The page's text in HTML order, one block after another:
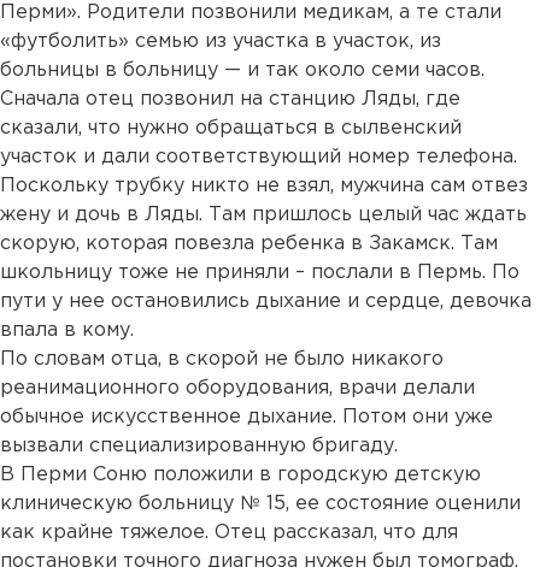
Перми». Родители позвонили медикам, а те стали
«футболить» семью из участка в участок, из
больницы в больницу — и так около семи часов.
Сначала отец позвонил на станцию Ляды, где
сказали, что нужно обращаться в сылвенский
участок и дали соответствующий номер телефона.
Поскольку трубку никто не взял, мужчина сам отвез
жену и дочь в Ляды. Там пришлось целый час ждать
скорую, которая повезла ребенка в Закамск. Там
школьницу тоже не приняли – послали в Пермь. По
пути у нее остановились дыхание и сердце, девочка
впала в кому.
По словам отца, в скорой не было никакого
реанимационного оборудования, врачи делали
обычное искусственное дыхание. Потом они уже
вызвали специализированную бригаду.
В Перми Соню положили в городскую детскую
клиническую больницу № 15, ее состояние оценили
как крайне тяжелое. Отец рассказал, что для
постановки точного диагноза нужен был томограф,